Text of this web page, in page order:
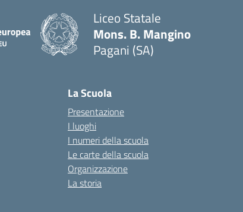
Liceo Statale
Mons. B. Mangino
Pagani (SA)
La Scuola
Presentazione
I luoghi
I numeri della scuola
Le carte della scuola
Organizzazione
La storia